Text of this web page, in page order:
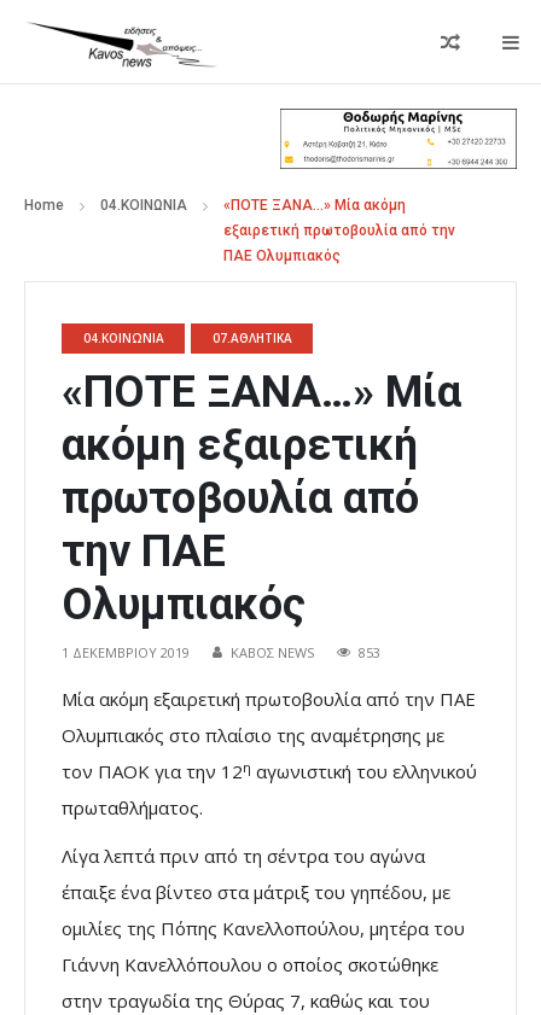
Home 04.ΚΟΙΝΩΝΙΑ
«ΠΟΤΕ ΞΑΝΑ…» Μία ακόμη
εξαιρετική πρωτοβουλία από την
ΠΑΕ Ολυμπιακός
04.ΚΟΙΝΩΝΙΑ 07.ΑΘΛΗΤΙΚΑ
«ΠΟΤΕ ΞΑΝΑ…» Μία
ακόμη εξαιρετική
πρωτοβουλία από
την ΠΑΕ
Ολυμπιακός
1 ΔΕΚΕΜΒΡΊΟΥ 2019 ΚΑΒΟΣ NEWS 853
Μία ακόμη εξαιρετική πρωτοβουλία από την ΠΑΕ
Ολυμπιακός στο πλαίσιο της αναμέτρησης με
τον ΠΑΟΚ για την 12η αγωνιστική του ελληνικού
πρωταθλήματος.
Λίγα λεπτά πριν από τη σέντρα του αγώνα
έπαιξε ένα βίντεο στα μάτριξ του γηπέδου, με
ομιλίες της Πόπης Κανελλοπούλου, μητέρα του
Γιάννη Κανελλόπουλου ο οποίος σκοτώθηκε
στην τραγωδία της Θύρας 7, καθώς και του